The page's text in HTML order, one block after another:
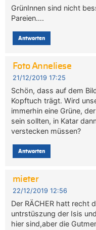
GrünInnen sind nicht
Pareien….
Antworten
Foto Anneliese
21/12/2019 17:25
Schön, dass auf dem
Kopftuch trägt. Wird
immerhin eine Grüne,
sein sollten, in Katar
verstecken müssen?
Antworten
mieter
22/12/2019 12:56
Der RÄCHER hatt recht
untrstüszung der Isis
hier sind,aber die